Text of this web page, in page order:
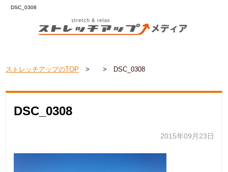
DSC_0308
ストレッチアップのTOP > > DSC_0308
DSC_0308
2015年09月23日